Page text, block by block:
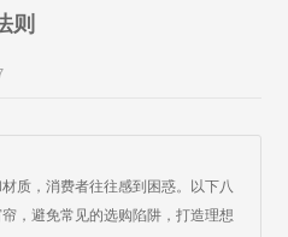
则
质，消费者往往感到困惑。以下八
，避免常见的选购陷阱，打造理想